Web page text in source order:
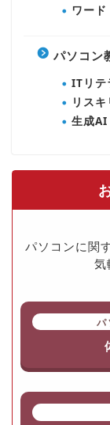
ワード
パソコン
ITリテ
リス
生成AI
パソコンに関
気
パ